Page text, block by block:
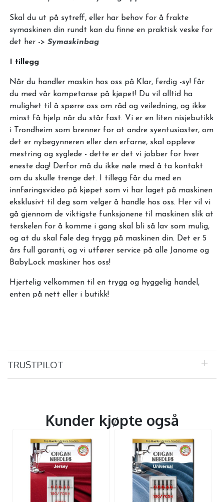
Skal du ut på sytreff, eller har behov for å frakte
symaskinen din rundt kan du finne en praktisk veske for
det her -> Symaskinbag
I tillegg
Når du handler maskin hos oss på Klar, ferdig -sy! får
du med vår kompetanse på kjøpet! Du vil alltid ha
mulighet til å spørre oss om råd og veiledning, og ikke
minst få hjelp når du står fast. Vi er en liten nisjebutikk
i Trondheim som brenner for at andre syentusiaster, om
det er nybegynneren eller den erfarne, skal oppleve
mestring og syglede - dette er det vi jobber for hver
eneste dag! Derfor må du ikke nøle med å ta kontakt
om du skulle trenge det. I tillegg får du med en
innføringsvideo på kjøpet som vi har laget på maskinen
eksklusivt til deg som velger å handle hos oss. Her vil vi
gå gjennom de viktigste funksjonene til maskinen slik at
terskelen for å komme i gang skal bli så lav som mulig,
og at du skal føle deg trygg på maskinen din. Det er 5
års full garanti, og vi utfører service på alle Janome og
BabyLock maskiner hos oss!
Hjertelig velkommen til en trygg og hyggelig handel,
enten på nett eller i butikk!
TRUSTPILOT
Kunder kjøpte også